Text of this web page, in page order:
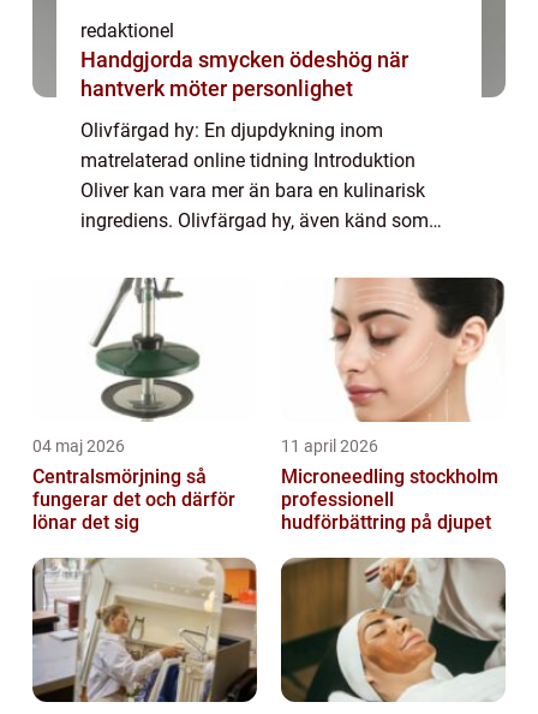
redaktionel
Handgjorda smycken ödeshög när
hantverk möter personlighet
Olivfärgad hy: En djupdykning inom
matrelaterad online tidning Introduktion
Oliver kan vara mer än bara en kulinarisk
ingrediens. Olivfärgad hy, även känd som
många människor har. Denna unika hudfärg
har blivit a...
04 maj 2026
Centralsmörjning så
fungerar det och därför
lönar det sig
11 april 2026
Microneedling stockholm
professionell
hudförbättring på djupet